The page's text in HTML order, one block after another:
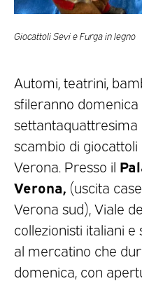
Giocattoli Sevi e Furga in legno
Automi, teatrini,
sfileranno
settantaquattresima
scambio di giocattoli
Verona. Presso il
Verona, (uscita
Verona sud), Viale
collezionisti italiani
al mercatino che
domenica, con